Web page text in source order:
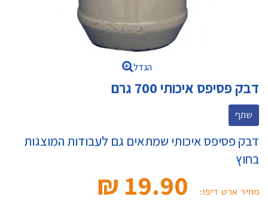
הגדל
דבק פסיפס איכותי 700 גרם
שתף
דבק פסיפס איכותי שמתאים גם לעבודות המוצגות
בחוץ
מחיר ארט דיפו: 19.90 ₪‎